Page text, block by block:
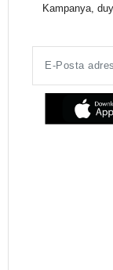
Kampanya,